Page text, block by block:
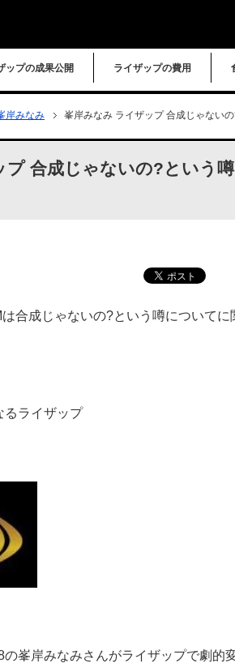
ップの成果公開 ライザップの費用
岸みなみ 峯岸みなみ ライザップ 合成じゃない
合成じゃないの?という
合成じゃないの?という噂についてに
るライザップ
峯岸みなみさんがライザップで劇的